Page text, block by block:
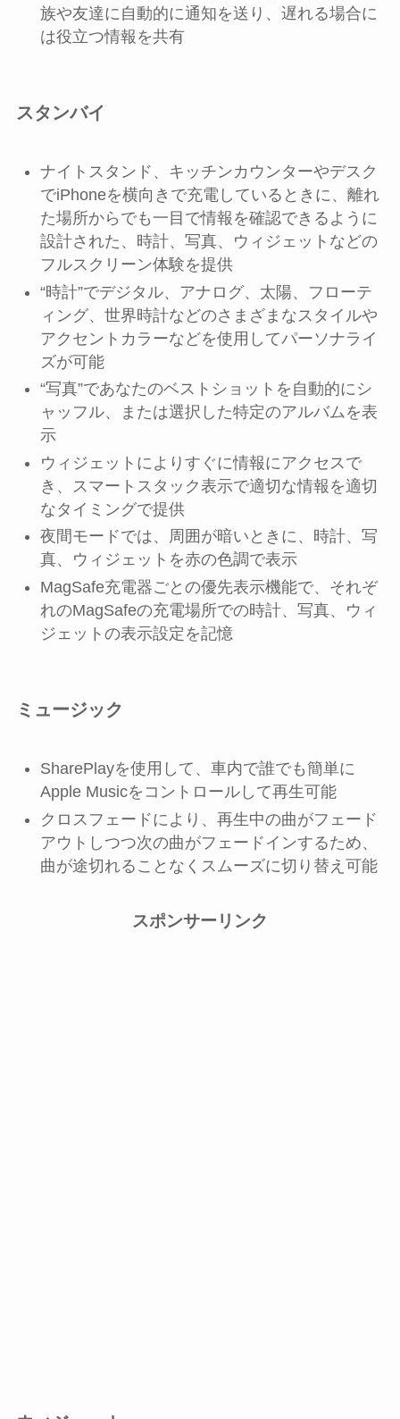
族や友達に自動的に通知を送り、遅れる場合に
は役立つ情報を共有
スタンバイ
ナイトスタンド、キッチンカウンターやデスク
でiPhoneを横向きで充電しているときに、離れ
た場所からでも一目で情報を確認できるように
設計された、時計、写真、ウィジェットなどの
フルスクリーン体験を提供
“時計”でデジタル、アナログ、太陽、フローテ
ィング、世界時計などのさまざまなスタイルや
アクセントカラーなどを使用してパーソナライ
ズが可能
“写真”であなたのベストショットを自動的にシ
ャッフル、または選択した特定のアルバムを表
示
ウィジェットによりすぐに情報にアクセスで
き、スマートスタック表示で適切な情報を適切
なタイミングで提供
夜間モードでは、周囲が暗いときに、時計、写
真、ウィジェットを赤の色調で表示
MagSafe充電器ごとの優先表示機能で、それぞ
れのMagSafeの充電場所での時計、写真、ウィ
ジェットの表示設定を記憶
ミュージック
SharePlayを使用して、車内で誰でも簡単に
Apple Musicをコントロールして再生可能
クロスフェードにより、再生中の曲がフェード
アウトしつつ次の曲がフェードインするため、
曲が途切れることなくスムーズに切り替え可能
スポンサーリンク